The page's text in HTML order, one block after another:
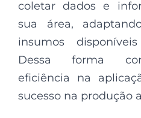
coletar dados e
sua área,
insumos
Dessa forma
eficiência na
sucesso na produção